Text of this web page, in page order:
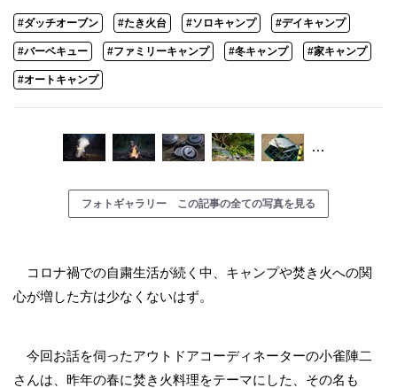
#ダッチオーブン #たき火台 #ソロキャンプ #デイキャンプ
#バーベキュー #ファミリーキャンプ #冬キャンプ #家キャンプ
#オートキャンプ
…
フォトギャラリー この記事の全ての写真を見る
コロナ禍での自粛生活が続く中、キャンプや焚き火への関
心が増した方は少なくないはず。
今回お話を伺ったアウトドアコーディネーターの小雀陣二
さんは、昨年の春に焚き火料理をテーマにした、その名も